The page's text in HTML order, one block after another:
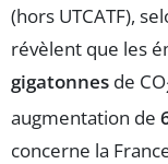
(hors UTCATF),
révèlent que les
gigatonnes de CO
augmentation de
concerne la